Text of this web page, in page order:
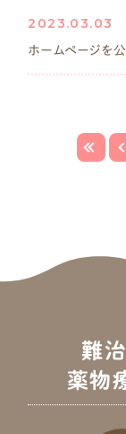
2023.03.03
ホームページを公
難
薬物